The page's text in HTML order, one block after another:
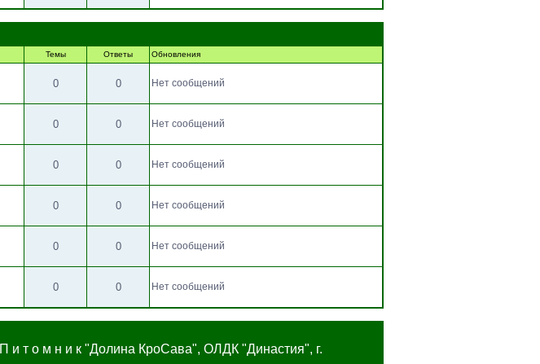
Темы Ответы Обновления
0 0 Нет сообщений
0 0 Нет сообщений
0 0 Нет сообщений
0 0 Нет сообщений
0 0 Нет сообщений
0 0 Нет сообщений
П и т о м н и к "Долина КроСава", ОЛДК "Династия", г.